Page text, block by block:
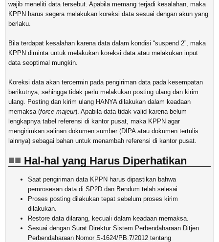
wajib meneliti data tersebut. Apabila memang terjadi kesalahan, maka
KPPN harus segera melakukan koreksi data sesuai dengan akun yang
berlaku.
Bila terdapat kesalahan karena data dalam kondisi “suspend 2”, maka
KPPN diminta untuk melakukan koreksi data atau melakukan input
data seoptimal mungkin.
Koreksi data akan tercermin pada pengiriman data pada kesempatan
berikutnya, sehingga tidak perlu melakukan posting ulang dan kirim
ulang. Posting dan kirim ulang HANYA dilakukan dalam keadaan
memaksa (force majeur). Apabila data tidak valid karena belum
lengkapnya tabel referensi di kantor pusat, maka KPPN agar
mengirimkan salinan dokumen sumber (DIPA atau dokumen tertulis
lainnya) sebagai bahan untuk menambah referensi di kantor pusat.
Hal-hal yang Harus Diperhatikan
Saat pengiriman data KPPN harus dipastikan bahwa
pemrosesan data di SP2D dan Bendum telah selesai.
Proses posting dilakukan tepat sebelum proses kirim
dilakukan.
Restore data dilarang, kecuali dalam keadaan memaksa.
Sesuai dengan Surat Direktur Sistem Perbendaharaan Ditjen
Perbendaharaan Nomor S-1624/PB.7/2012 tentang